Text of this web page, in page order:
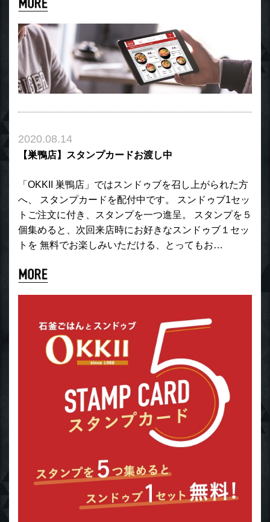
2020.08.14
【巣鴨店】スタンプカードお渡し中
「OKKII 巣鴨店」ではスンドゥブを召し上がられた方
へ、 スタンプカードを配付中です。 スンドゥブ1セッ
トご注文に付き、スタンプを一つ進呈。 スタンプを５
個集めると、次回来店時にお好きなスンドゥブ１セッ
トを 無料でお楽しみいただける、とってもお…